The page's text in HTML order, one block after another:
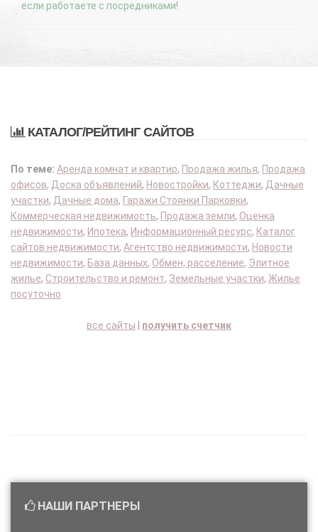
если работаете с посредниками!
КАТАЛОГ/РЕЙТИНГ САЙТОВ
По теме: Аренда комнат и квартир, Продажа жилья, Продажа
офисов, Доска объявлений, Новостройки, Коттеджи, Дачные
участки, Дачные дома, Гаражи Стоянки Парковки,
Коммерческая недвижимость, Продажа земли, Оценка
недвижимости, Ипотека, Информационный ресурс, Каталог
сайтов недвижимости, Агентство недвижимости, Новости
недвижимости, База данных, Обмен, расселение, Элитное
жилье, Строительство и ремонт, Земельные участки, Жилье
посуточно
все сайты получить счетчик
НАШИ ПАРТНЕРЫ